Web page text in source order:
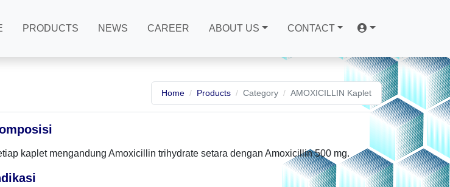
PRODUCTS NEWS CAREER ABOUT US CONTACT
Home Products Category AMOXICILLIN Kaplet
kaplet mengandung Amoxicillin trihydrate setara dengan Amoxicillin 500 mg.